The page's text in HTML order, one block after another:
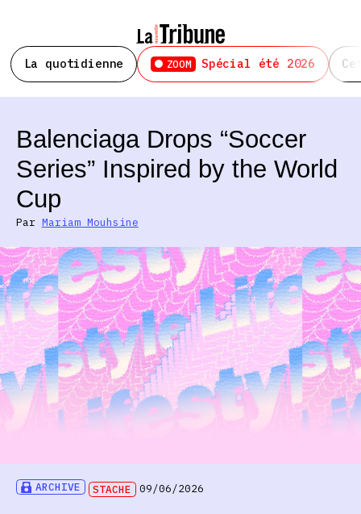
La quotidienne ZOOM Spécial été 2026
ARCHIVE STACHE 09/06/2026
Balenciaga Drops “Soccer
Series” Inspired by the World
Cup
Par Mariam Mouhsine